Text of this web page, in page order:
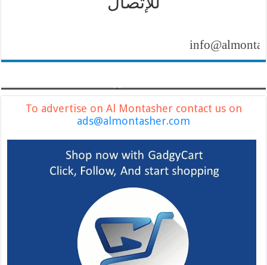
To advertise on Al Montasher contact us on
ads@almontasher.com